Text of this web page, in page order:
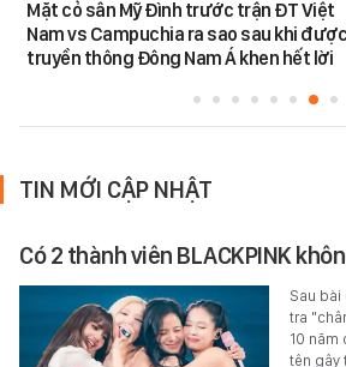
Mặt cỏ sân Mỹ Đình trước trận ĐT Việt
Nam vs Campuchia ra sao sau khi được
truyền thông Đông Nam Á khen hết lời
TIN MỚI CẬP NHẬT
Có 2 thành viên BLACKPINK
Sau
tra
10 năm
tên gây